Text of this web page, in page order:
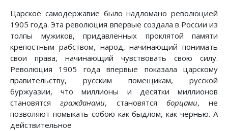
Царское самодержавие было надломано революцией
1905 года. Эта революция впервые создала в России из
толпы мужиков, придавленных проклятой памяти
крепостным рабством, народ, начинающий понимать
свои права, начинающий чувствовать свою силу.
Революция 1905 года впервые показала царскому
правительству, русским помещикам, русской
буржуазии, что миллионы и десятки миллионов
становятсягражданами, становятся борцами, не
позволяют помыкать собою как быдлом, как чернью. А
действительное